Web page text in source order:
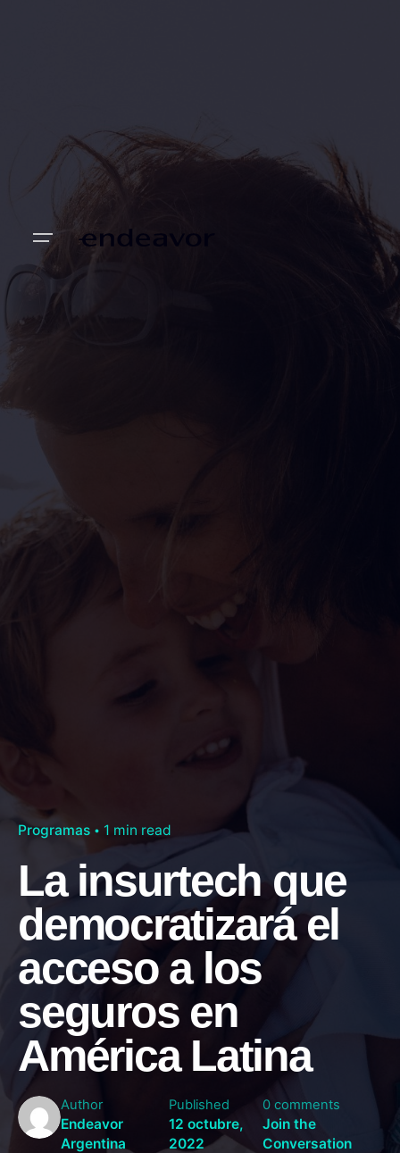
Programas 1 min read
La insurtech que
democratizará el
acceso a los
seguros en
América Latina
Author
Endeavor
Argentina
Published
12 octubre,
2022
0 comments
Join the
Conversation